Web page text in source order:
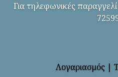
Για τηλεφωνικές
Λογαριασμός |